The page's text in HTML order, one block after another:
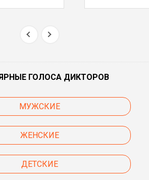
ГОЛОСА ДИКТОРОВ
МУЖСКИЕ
ЖЕНСКИЕ
ДЕТСКИЕ